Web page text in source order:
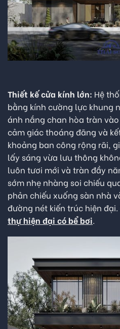
Thiết kế cửa kính lớn: Hệ
bằng kính cường lực khung
ánh nắng chan hòa tràn
cảm giác thoáng đãng và
khoảng ban công rộng rãi,
lấy sáng vừa lưu thông
luôn tươi mới và tràn đầy
sớm nhẹ nhàng soi chiếu
phản chiếu xuống sàn nhà
đường nét kiến trúc hiện
thự hiện đại có bể bơi.